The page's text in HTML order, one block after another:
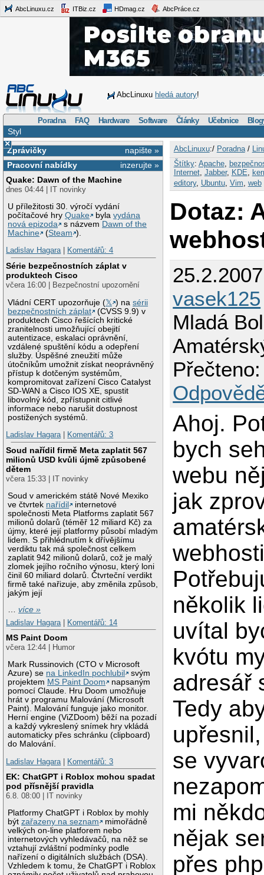
AbcLinuxu.cz ITBiz.cz HDmag.cz AbcPráce.cz
AbcLinuxu hledá autory!
Poradna FAQ Hardware Software Články Učebnice
Styl
×
napište »
Zprávičky
inzerujte »
Pracovní nabídky
Quake: Dawn of the Machine
dnes 04:44 | IT novinky
U příležitosti 30. výročí vydání
počítačové hryQuake bylavydána
nová epizoda
s názvem Dawn of the
Machine
(Steam ).
Ladislav Hagara| Komentářů: 4
Série bezpečnostních záplat v
produktech Cisco
včera 16:00 | Bezpečnostní upozornění
Vládní CERT upozorňuje (𝕏 ) nasérii
bezpečnostních záplat
(CVSS 9.9) v
produktech Cisco řešících kritické
zranitelnosti umožňující obejití
autentizace, eskalaci oprávnění,
vzdálené spuštění kódu a odepření
služby. Úspěšné zneužití může
útočníkům umožnit získat neoprávněný
přístup k dotčeným systémům,
kompromitovat zařízení Cisco Catalyst
SD-WAN a Cisco IOS XE, spustit
libovolný kód, zpřístupnit citlivé
informace nebo narušit dostupnost
postižených systémů.
Ladislav Hagara| Komentářů: 3
Soud nařídil firmě Meta zaplatit 567
milionů USD kvůli újmě způsobené
dětem
včera 15:33 | IT novinky
Soud v americkém státě Nové Mexiko
ve čtvrtek nařídil
internetové
společnosti Meta Platforms zaplatit 567
milionů dolarů (téměř 12 miliard Kč) za
újmy, které její platformy působí mladým
lidem. S přihlédnutím k dřívějšímu
verdiktu tak má společnost celkem
zaplatit 942 milionů dolarů, což je malý
zlomek jejího ročního výnosu, který loni
činil 60 miliard dolarů. Čtvrteční verdikt
firmě také nařizuje, aby změnila způsob,
jakým její
…více »
Ladislav Hagara
Komentářů: 14
MS Paint Doom
včera 12:44 | Humor
Mark Russinovich (CTO v Microsoft
Azure) se na LinkedIn pochlubil
svým
projektem MS Paint Doom
napsaným
pomocí Claude. Hru Doom umožňuje
hrát v programu Malování (Microsoft
Paint). Malování funguje jako monitor.
Herní engine (ViZDoom) běží na pozadí
a každý vykreslený snímek hry vkládá
automaticky přes schránku (clipboard)
do Malování.
Ladislav Hagara
Komentářů: 3
EK: ChatGPT i Roblox mohou spadat
pod přísnější pravidla
6.8. 08:00 | IT novinky
Platformy ChatGPT i Roblox by mohly
býtzařazeny na seznam
mimořádně
velkých on-line platforem nebo
internetových vyhledávačů, na něž se
vztahují zvláštní podmínky podle
nařízení o digitálních službách (DSA).
Vzhledem k tomu, že ChatGPT i Roblox
AbcLinuxu:/ Poradna/
Štítky: Apache,
Internet, Jabber, KDE
editory, Ubuntu, Vim web
Dotaz:
vasek125
Mladá
Ahoj.
bych
webu
jak
několik
uvítal
kvótu
adresář
Tedy
se
mi
nějak
přes